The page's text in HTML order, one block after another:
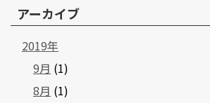
アーカイブ
2019年
9月 (1)
8月 (1)